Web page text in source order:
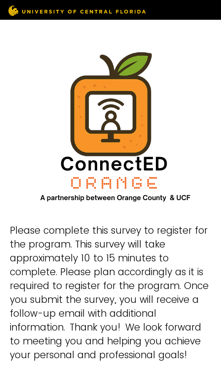
Please complete this survey to register for
the program. This survey will take
approximately 10 to 15 minutes to
complete. Please plan accordingly as it is
required to register for the program. Once
you submit the survey, you will receive a
follow-up email with additional
information. Thank you! We look forward
to meeting you and helping you achieve
your personal and professional goals!